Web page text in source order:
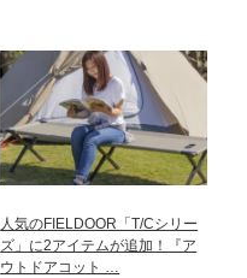
人気のFIELDOOR「T/Cシリー
ズ」に2アイテムが追加！『ア
ウトドアコット …